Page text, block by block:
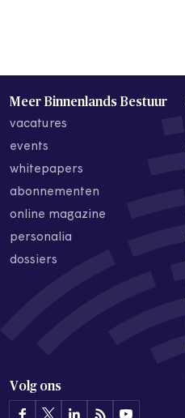
Meer Binnenlands Bestuur
vacatures
events
whitepapers
abonnementen
online magazine
personalia
dossiers
Volg ons